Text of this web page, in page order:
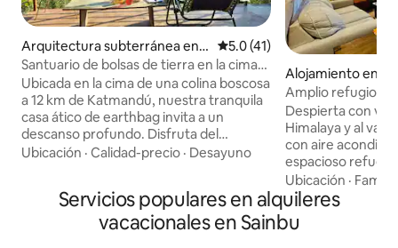
Arquitectura subterránea en
Godawari
Calificación promedio: 5.0 de
5.0 (41)
Santuario de bolsas de tierra en la cima
de una colina cerca de Katmandú
Ubicada en la cima de una colina boscosa
a 12 km de Katmandú, nuestra tranquila
casa ático de earthbag invita a un
descanso profundo. Disfruta del
invernadero de cristal para meditar o
Arraigado en la simplicidad, un trabajo de
amor hecho para la quietud; despierta
con el canto de los pájaros, toma un té
Ubicación · Calidad-precio · Desayuno
Alojamiento en
Amplio refugio de
de Patan | Vistas
Despierta con
Himalaya y al
con aire
espacioso
situado en la
los barrios
Lalitpur, en el
de las calles
Ubicación ·
Servicios populares en alquileres
vacacionales en Sainbu